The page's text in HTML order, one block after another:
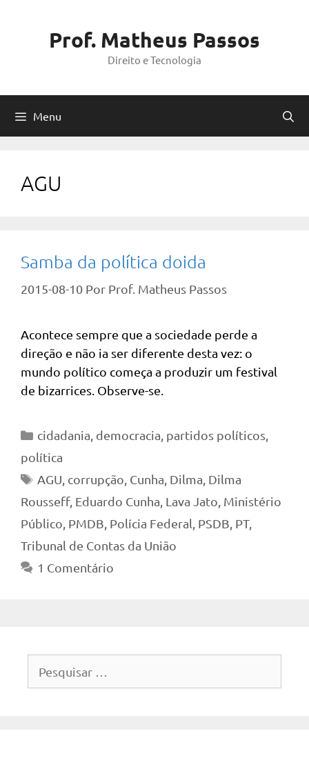
Prof. Matheus Passos
Direito e Tecnologia
Menu
AGU
Samba da política doida
2015-08-10 Por Prof. Matheus Passos
Acontece sempre que a sociedade perde a
direção e não ia ser diferente desta vez: o
mundo político começa a produzir um festival
de bizarrices. Observe-se.
Categorias
cidadania democracia partidos políticos,
política
Tags
AGU corrupção Cunha Dilma Dilma
Rousseff, Eduardo Cunha Lava Jato Ministério
Público PMDB Polícia Federal PSDB PT,
Tribunal de Contas da União
1 Comentário
por: